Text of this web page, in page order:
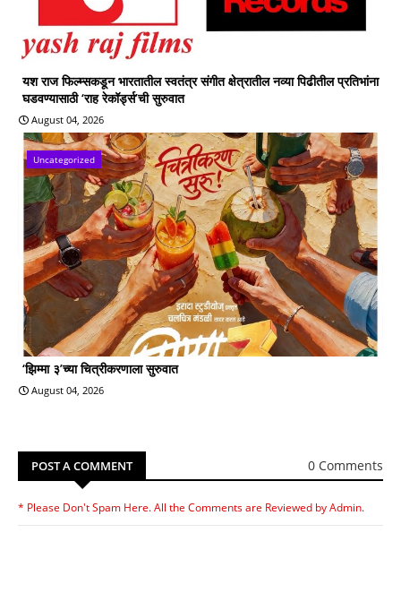
यश राज फिल्म्सकडून भारतातील स्वतंत्र संगीत क्षेत्रातील नव्या पिढीतील प्रतिभांना
घडवण्यासाठी ‘राह रेकॉर्ड्स’ची सुरुवात
August 04, 2026
Uncategorized
‘झिम्मा ३’च्या चित्रीकरणाला सुरुवात
August 04, 2026
POST A COMMENT 0 Comments
* Please Don't Spam Here. All the Comments are Reviewed by Admin.